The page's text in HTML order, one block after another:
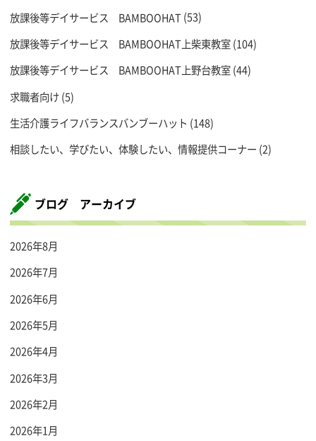
放課後等デイサービス BAMBOOHAT(53)
放課後等デイサービス BAMBOOHAT上柴東教室(104)
放課後等デイサービス BAMBOOHAT上野台教室(44)
求職者向け(5)
生活介護ライフバランスバンブーハット (148)
相談したい、学びたい、体験したい、情報提供コーナー (2)
ブログ アーカイブ
2026年8月
2026年7月
2026年6月
2026年5月
2026年4月
2026年3月
2026年2月
2026年1月